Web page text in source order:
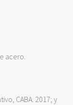
acero.
CABA. 2017; y